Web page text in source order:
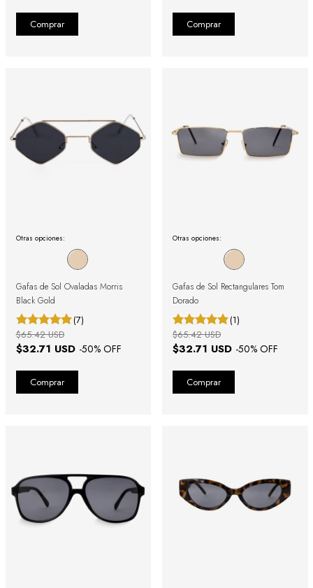
Otras opciones:
Gafas de Sol Ovaladas Morris
Black Gold
(7)
$32.71 USD -50% OFF
$65.42 USD
Otras opciones:
Gafas de Sol Rectangulares Tom
Dorado
(1)
$32.71 USD -50% OFF
$65.42 USD